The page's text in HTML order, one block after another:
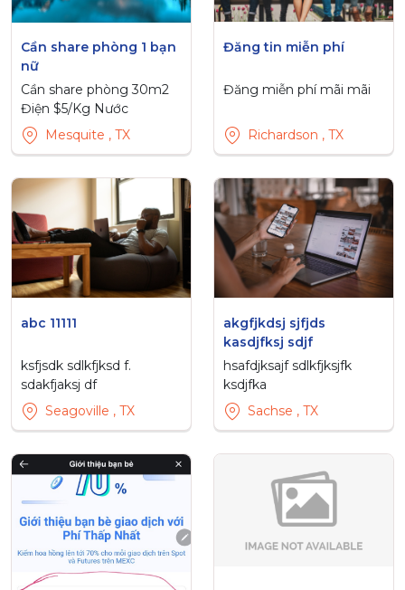
Cần share phòng 1 bạn
nữ
Cần share phòng 30m2
Điện $5/Kg Nước
200k/người Giá
$200/tháng
Mesquite , TX
Đăng tin miễn phí
Đăng miễn phí mãi mãi
Richardson , TX
abc 11111
ksfjsdk sdlkfjksd f.
sdakfjaksj df
Seagoville , TX
akgfjkdsj sjfjds
kasdjfksj sdjf
hsafdjksajf sdlkfjksjfk
ksdjfka
Sachse , TX